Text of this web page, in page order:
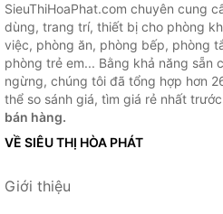
SieuThiHoaPhat.com chuyên cung
dùng, trang trí, thiết bị cho phòng
việc, phòng ăn, phòng bếp, phòng
phòng trẻ em... Bằng khả năng sẵn
ngừng, chúng tôi đã tổng hợp hơn
thể so sánh giá, tìm giá rẻ nhất
bán hàng.
VỀ SIÊU THỊ HÒA PHÁT
Giới thiệu